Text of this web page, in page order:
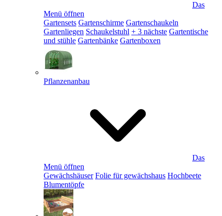
Das
Menü öffnen
Gartensets Gartenschirme Gartenschaukeln
Gartenliegen Schaukelstuhl + 3 nächste Gartentische
und stühle Gartenbänke Gartenboxen
Pflanzenanbau
Das
Menü öffnen
Gewächshäuser Folie für gewächshaus Hochbeete
Blumentöpfe